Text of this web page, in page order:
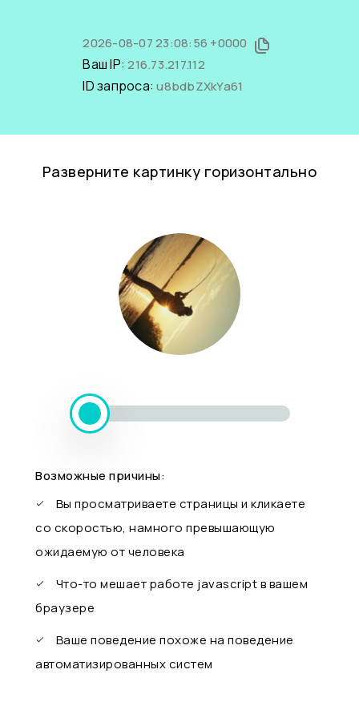
2026-08-07 23:08:56 +0000
Ваш IP:216.73.217.112
ID запроса:u8bdbZXkYa61
Разверните картинку горизонтально
Возможные причины:
Вы просматриваете страницы и кликаете
со скоростью, намного превышающую
ожидаемую от человека
Что-то мешает работе javascript в вашем
браузере
Ваше поведение похоже на поведение
автоматизированных систем